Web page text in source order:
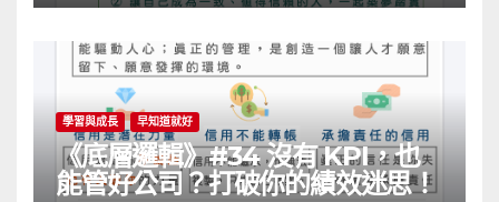
學習與成長 早知道就好
《底層邏輯》#34 沒有 KPI，也
能管好公司？打破你的績效迷思！